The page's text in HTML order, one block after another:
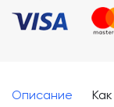
Описание